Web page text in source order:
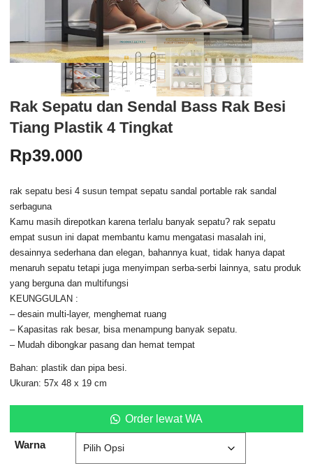
Rak Sepatu dan Sendal Bass Rak Besi
Tiang Plastik 4 Tingkat
Rp39.000
rak sepatu besi 4 susun tempat sepatu sandal portable rak sandal
serbaguna
Kamu masih direpotkan karena terlalu banyak sepatu? rak sepatu
empat susun ini dapat membantu kamu mengatasi masalah ini,
desainnya sederhana dan elegan, bahannya kuat, tidak hanya dapat
menaruh sepatu tetapi juga menyimpan serba-serbi lainnya, satu produk
yang berguna dan multifungsi
KEUNGGULAN :
– desain multi-layer, menghemat ruang
– Kapasitas rak besar, bisa menampung banyak sepatu.
– Mudah dibongkar pasang dan hemat tempat
Bahan: plastik dan pipa besi.
Ukuran: 57x 48 x 19 cm
Order lewat WA
Warna